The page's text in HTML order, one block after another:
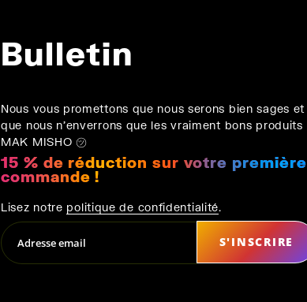
Bulletin
Nous vous promettons que nous serons bien sages et
que nous n'enverrons que les vraiment bons produits
MAK MISHO ㋡
15 % de réduction sur votre première
commande !
Lisez notre politique de confidentialité.
S'INSCRIRE